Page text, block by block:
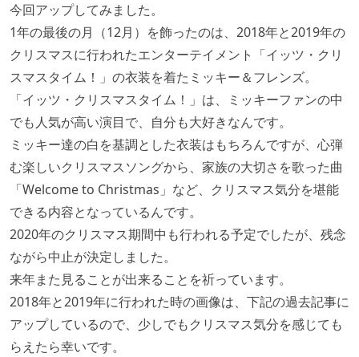
今回アップしてみました。
1年の最後の月（12月）を飾ったのは、2018年と2019年の
クリスマスに行われたエンターテイメント「イッツ・クリ
スマスタイム！」の衣装を着たミッキー＆フレンズ。
「イッツ・クリスマスタイム！」は、ミッキーファンの中
でも人気が高い演目で、自分も大好きなんです。
ミッキー達の白を基調とした衣装はもちろんですが、心弾
む楽しいクリスマスソングから、家族の大切さを歌った曲
「Welcome to Christmas」など、クリスマス気分を堪能
できる内容となっているんです。
2020年のクリスマス期間中も行われる予定でしたが、残念
ながら中止が決定しました。
来年また見ることが出来ることを祈っています。
2018年と2019年に行われた時の画像は、下記の過去記事に
アップしているので、少しでもクリスマス気分を感じても
らえたら幸いです。